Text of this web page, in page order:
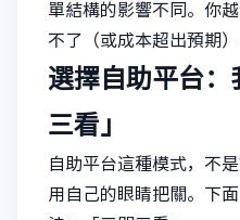
單結構的影響不同。你
不了（或成本超出預期）
選擇自助平台：
三看」
自助平台這種模式，不
用自己的眼睛把關。下